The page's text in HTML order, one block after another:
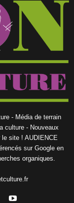
- Média de terrain
culture - Nouveaux
site ! AUDIENCE
sur Google en
organiques.